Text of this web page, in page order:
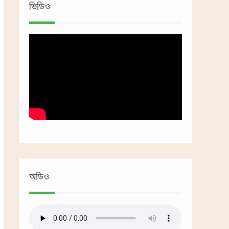
ভিডিও
অডিও